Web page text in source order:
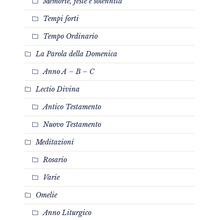
Tempi forti
Tempo Ordinario
La Parola della Domenica
Anno A – B – C
Lectio Divina
Antico Testamento
Nuovo Testamento
Meditazioni
Rosario
Varie
Omelie
Anno Liturgico